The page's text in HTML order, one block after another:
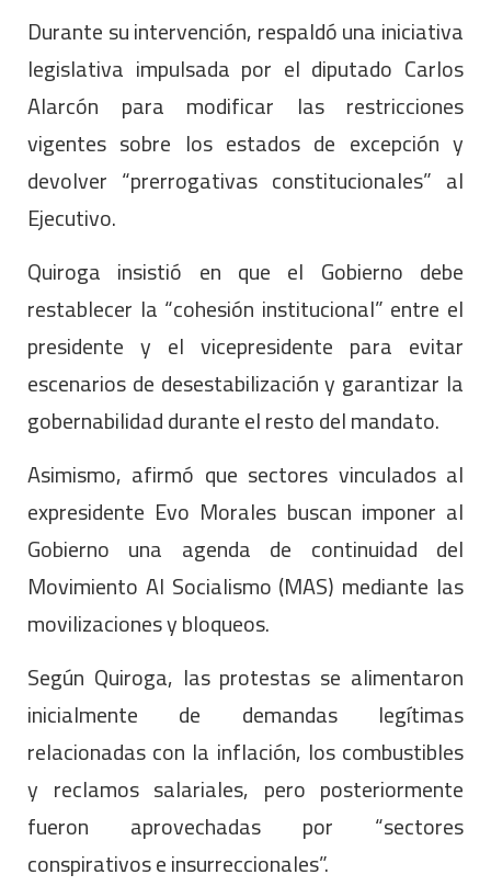
Durante su intervención, respaldó una iniciativa
legislativa impulsada por el diputado Carlos
Alarcón para modificar las restricciones
vigentes sobre los estados de excepción y
devolver “prerrogativas constitucionales” al
Ejecutivo.
Quiroga insistió en que el Gobierno debe
restablecer la “cohesión institucional” entre el
presidente y el vicepresidente para evitar
escenarios de desestabilización y garantizar la
gobernabilidad durante el resto del mandato.
Asimismo, afirmó que sectores vinculados al
expresidente Evo Morales buscan imponer al
Gobierno una agenda de continuidad del
Movimiento Al Socialismo (MAS) mediante las
movilizaciones y bloqueos.
Según Quiroga, las protestas se alimentaron
inicialmente de demandas legítimas
relacionadas con la inflación, los combustibles
y reclamos salariales, pero posteriormente
fueron aprovechadas por “sectores
conspirativos e insurreccionales”.